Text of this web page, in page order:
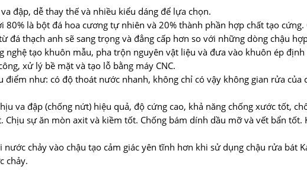
đập, dễ thay thế và nhiều kiểu dáng để lựa chọn.
80% là bột đá hoa cương tự nhiên và 20% thành phần hợp chất tạo
đá thạch anh sẽ sang trọng và đẳng cấp hơn so với những dòng chậu
nghệ tạo khuôn mẫu, pha trộn nguyên vật liệu và đưa vào khuôn ép
xử lý bề mặt và tạo lỗ bằng máy CNC.
điểm như: có độ thoát nước nhanh, không chỉ có vậy không gian rửa của
va đập (chống nứt) hiệu quả, độ cứng cao, khả năng chống xước tốt,
Chịu sự ăn mòn axit và kiềm tốt. Chống bám dính dầu mỡ và vết bẩn
nước chảy vào chậu tạo cảm giác yên tĩnh hơn khi sử dụng chậu rửa bát
chảy.